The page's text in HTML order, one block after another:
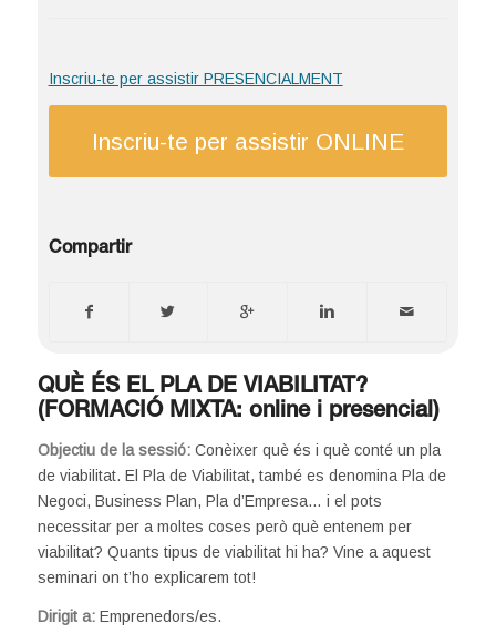
Inscriu-te per assistir PRESENCIALMENT
Inscriu-te per assistir ONLINE
Compartir
QUÈ ÉS EL PLA DE VIABILITAT?
(FORMACIÓ MIXTA: online i presencial)
Objectiu de la sessió: Conèixer què és i què conté un pla
de viabilitat. El Pla de Viabilitat, també es denomina Pla de
Negoci, Business Plan, Pla d’Empresa… i el pots
necessitar per a moltes coses però què entenem per
viabilitat? Quants tipus de viabilitat hi ha? Vine a aquest
seminari on t’ho explicarem tot!
Dirigit a: Emprenedors/es.